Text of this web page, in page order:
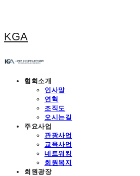
KGA
협회소개
인사말
연혁
조직도
오시는길
주요사업
관광사업
교육사업
네트워킹
회원복지
회원광장